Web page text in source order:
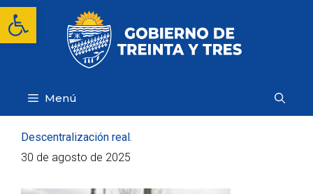
Abrir barra de herramientas
Saltar
contenido
Menú
Descentralización real.
30 de agosto de 2025